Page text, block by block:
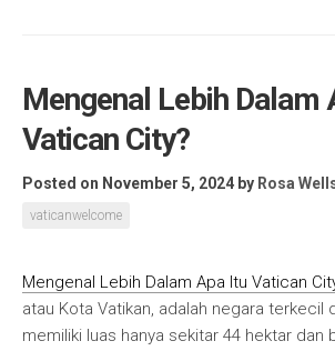
Mengenal Lebih Dalam
Vatican City?
Posted on November 5, 2024 by Rosa
vaticanwelcome
Mengenal Lebih Dalam Apa Itu Vatican
atau Kota Vatikan, adalah negara terkecil
memiliki luas hanya sekitar 44 hektar dan